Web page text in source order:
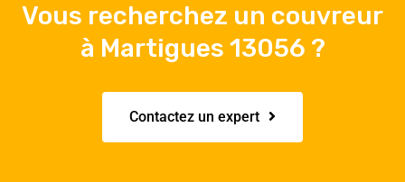
Vous recherchez un couvreur
à Martigues 13056 ?
Contactez un expert